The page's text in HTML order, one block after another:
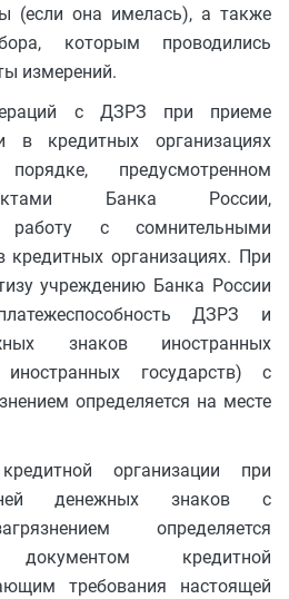
(если она имелась), а также
которым проводились
измерений.
с ДЗРЗ при приеме
в кредитных организациях
предусмотренном
Банка России,
работу с сомнительными
организациях. При
учреждению Банка России
ДЗРЗ и
знаков иностранных
государств) с
определяется на месте
организации при
денежных знаков с
определяется
документом кредитной
требования настоящей